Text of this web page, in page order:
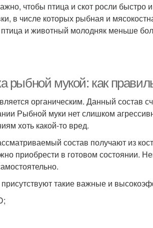
чтобы птица и скот росли
в числе которых рыбная и
и животный молодняк меньше
рыбной мукой: как
органическим. Данный состав
Рыбной муки нет слишком
хоть какой-то вред.
состав получают из
приобрести в готовом состоянии.
такие важные и